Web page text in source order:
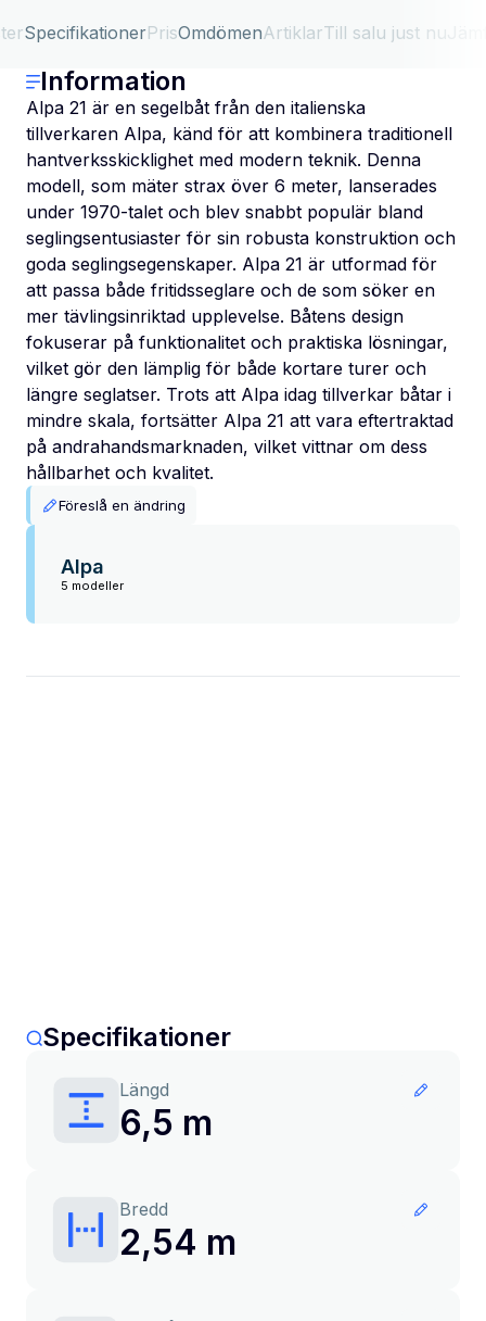
SpecifikationerPrisOmdömenArtiklarTill salu just nu
Information
Alpa 21 är en segelbåt från den italienska
tillverkaren Alpa, känd för att kombinera traditionell
hantverksskicklighet med modern teknik. Denna
modell, som mäter strax över 6 meter, lanserades
under 1970-talet och blev snabbt populär bland
seglingsentusiaster för sin robusta konstruktion och
goda seglingsegenskaper. Alpa 21 är utformad för
att passa både fritidsseglare och de som söker en
mer tävlingsinriktad upplevelse. Båtens design
fokuserar på funktionalitet och praktiska lösningar,
vilket gör den lämplig för både kortare turer och
längre seglatser. Trots att Alpa idag tillverkar båtar i
mindre skala, fortsätter Alpa 21 att vara eftertraktad
på andrahandsmarknaden, vilket vittnar om dess
hållbarhet och kvalitet.
Föreslå en ändring
Alpa
5 modeller
Specifikationer
Längd
6,5 m
Bredd
2,54 m